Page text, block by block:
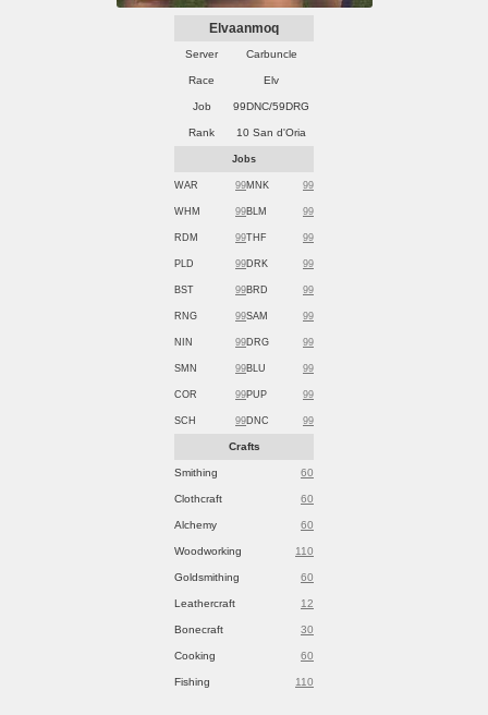
Elvaanmoq
Server Carbuncle
Race Elv
Job 99DNC/59DRG
Rank 10 San d'Oria
Jobs
WAR 99MNK 99
WHM 99BLM 99
RDM 99THF 99
PLD 99DRK 99
BST 99BRD 99
RNG 99SAM 99
NIN 99DRG 99
SMN 99BLU 99
COR 99PUP 99
SCH 99DNC 99
Crafts
Smithing 60
Clothcraft 60
Alchemy 60
Woodworking 110
Goldsmithing 60
Leathercraft 12
Bonecraft 30
Cooking 60
Fishing 110